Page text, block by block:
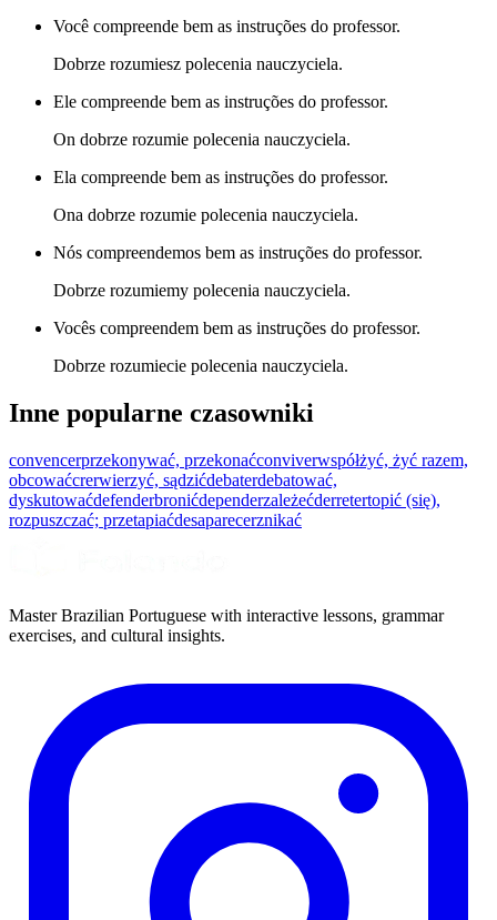
Você compreende bem as instruções do professor.
Dobrze rozumiesz polecenia nauczyciela.
Ele compreende bem as instruções do professor.
On dobrze rozumie polecenia nauczyciela.
Ela compreende bem as instruções do professor.
Ona dobrze rozumie polecenia nauczyciela.
Nós compreendemos bem as instruções do professor.
Dobrze rozumiemy polecenia nauczyciela.
Vocês compreendem bem as instruções do professor.
Dobrze rozumiecie polecenia nauczyciela.
Inne popularne czasowniki
convencerprzekonywać, przekonaćconviverwspółżyć, żyć razem,
obcowaćcrerwierzyć, sądzićdebaterdebatować,
dyskutowaćdefenderbronićdependerzależećderretertopić (się),
rozpuszczać; przetapiaćdesaparecerznikać
Master Brazilian Portuguese with interactive lessons, grammar
exercises, and cultural insights.